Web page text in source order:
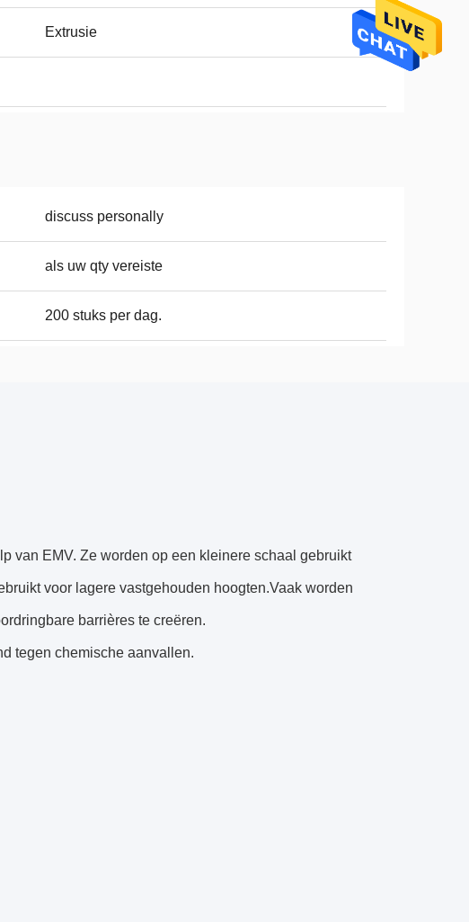
Extrusie
discuss personally
als uw qty vereiste
200 stuks per dag.
van EMV. Ze worden op een kleinere schaal gebruikt
voor lagere vastgehouden hoogten.Vaak worden
barrières te creëren.
tegen chemische aanvallen.